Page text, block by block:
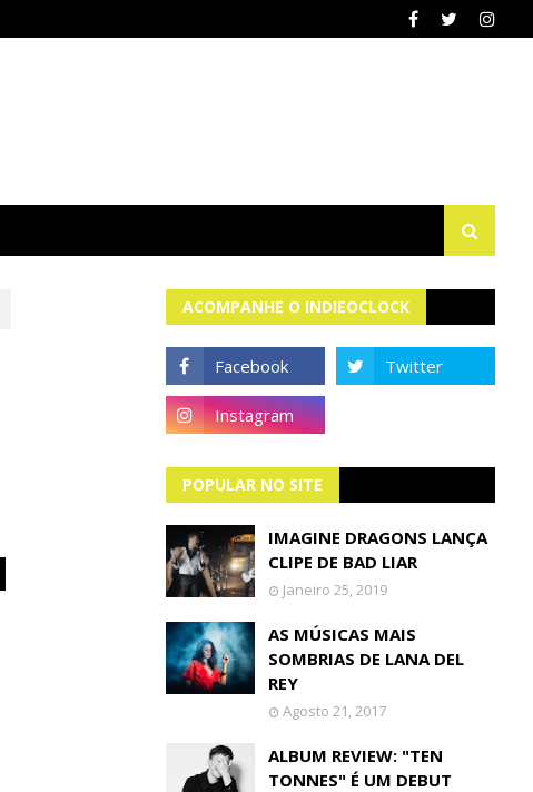
ACOMPANHE O INDIEOCLOCK
POPULAR NO SITE
IMAGINE DRAGONS LANÇA
CLIPE DE BAD LIAR
Janeiro 25, 2019
AS MÚSICAS MAIS
SOMBRIAS DE LANA DEL
REY
Agosto 21, 2017
ALBUM REVIEW: "TEN
TONNES" É UM DEBUT